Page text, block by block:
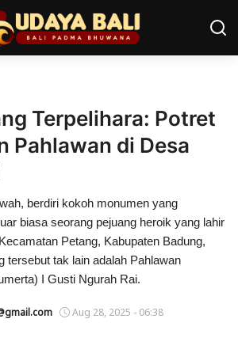
Terpelihara: Potret
Pahlawan di Desa
berdiri kokoh monumen yang
biasa seorang pejuang heroik yang lahir
Petang, Kabupaten Badung,
tersebut tak lain adalah Pahlawan
I Gusti Ngurah Rai.
Aug 28, 2025 - 06:38